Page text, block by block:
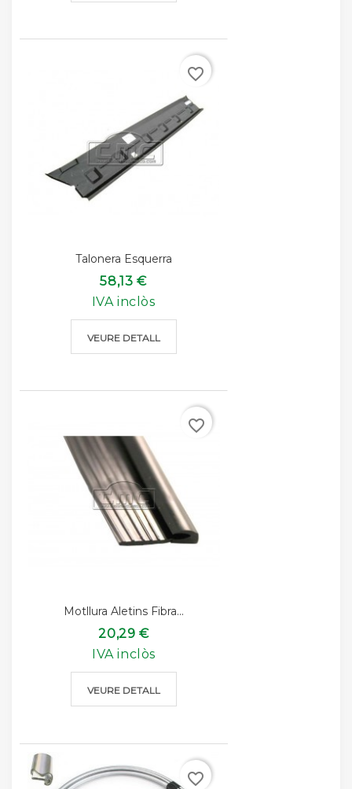
Talonera Esquerra
58,13 €
IVA inclòs
VEURE DETALL
favorite_border
Motllura Aletins Fibra...
20,29 €
IVA inclòs
VEURE DETALL
favorite_border
favorite_border